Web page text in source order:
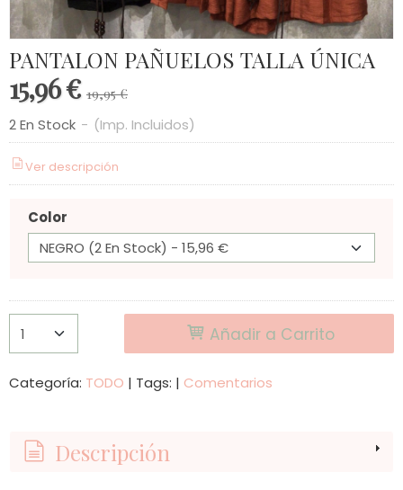
PANTALON PAÑUELOS TALLA ÚNICA
15,96 € 19,95 €
2 En Stock - (Imp. Incluidos)
Ver descripción
Color
Añadir a Carrito
Categoría: TODO | Tags: | Comentarios
Descripción